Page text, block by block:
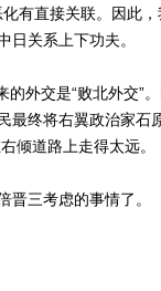
有直接关联。因此
日关系上下功夫。
外交是“败北外交”
最终将右翼政治家石
倾道路上走得太远。
三考虑的事情了。